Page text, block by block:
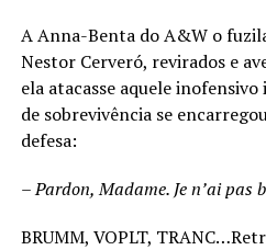
A Anna-Benta do A&W o
Nestor Cerveró, revirados e
ela atacasse aquele
de sobrevivência se
defesa:
– Pardon, Madame. Je n’ai pas
BRUMM, VOPLT,